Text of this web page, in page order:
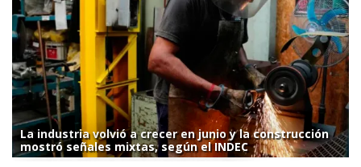
La industria volvió a crecer en junio y la construcción
mostró señales mixtas, según el INDEC